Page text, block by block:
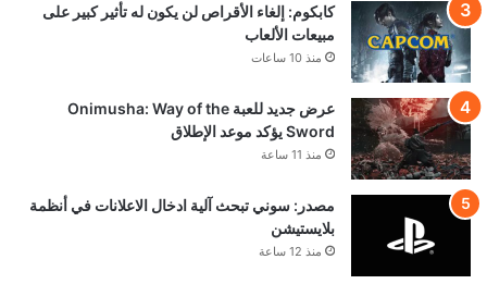
كابكوم: إلغاء الأقراص لن يكون له تأثير كبير على
مبيعات الألعاب
منذ 10 ساعات
عرض جديد للعبة Onimusha: Way of the
Sword يؤكد موعد الإطلاق
منذ 11 ساعة
مصدر: سوني تبحث آلية ادخال الاعلانات في أنظمة
بلايستيشن
منذ 12 ساعة